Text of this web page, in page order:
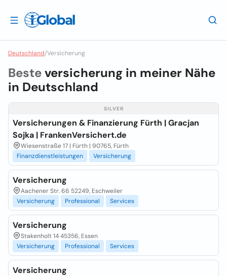
Deutschland/Versicherung
Besteversicherung in meiner Nähe
in Deutschland
SILVER
Versicherungen & Finanzierung Fürth | Gracjan
Sojka | FrankenVersichert.de
Wiesenstraße 17 | Fürth | 90765, Fürth
Finanzdienstleistungen
Versicherung
Versicherung
Aachener Str. 66 52249, Eschweiler
Versicherung
Professional Services
Versicherung
Stakenholt 14 45356, Essen
Versicherung
Professional Services
Versicherung